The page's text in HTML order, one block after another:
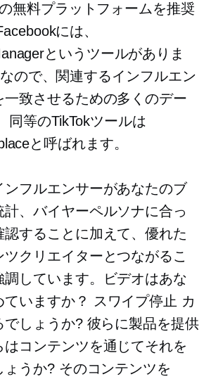
無料プラットフォームを推奨
には、
というツールがありま
ので、関連するインフルエン
一致させるための多くのデー
同等のTikTokツールは
と呼ばれます。
ンフルエンサーがあなたのブ
計、バイヤーペルソナに合っ
認することに加えて、優れた
ツクリエイターとつながるこ
調しています。ビデオはあな
いますか？
スワイプ停止 カ
でしょうか? 彼らに製品を提供
はコンテンツを通じてそれを
ょうか? そのコンテンツを